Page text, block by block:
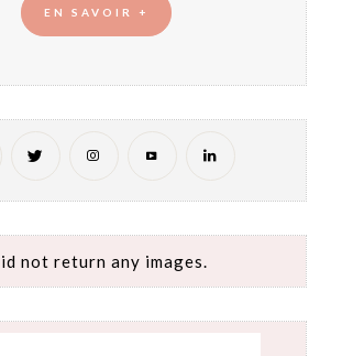
EN SAVOIR +
not return any images.